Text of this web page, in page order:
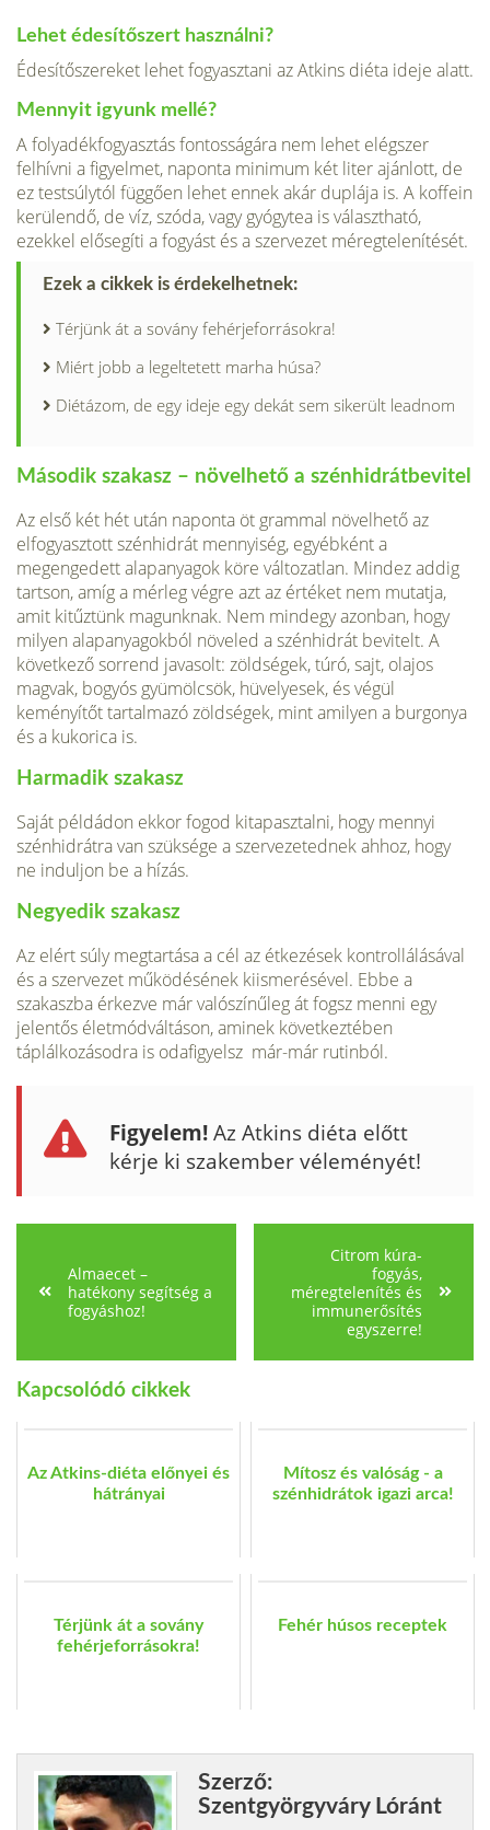
Lehet édesítőszert használni?
Édesítőszereket lehet fogyasztani az Atkins diéta ideje alatt.
Mennyit igyunk mellé?
A folyadékfogyasztás fontosságára nem lehet elégszer
felhívni a figyelmet, naponta minimum két liter ajánlott, de
ez testsúlytól függően lehet ennek akár duplája is. A koffein
kerülendő, de víz, szóda, vagy gyógytea is választható,
ezekkel elősegíti a fogyást és a szervezet méregtelenítését.
Ezek a cikkek is érdekelhetnek:
Térjünk át a sovány fehérjeforrásokra!
Miért jobb a legeltetett marha húsa?
Diétázom, de egy ideje egy dekát sem sikerült leadnom
Második szakasz – növelhető a szénhidrátbevitel
Az első két hét után naponta öt grammal növelhető az
elfogyasztott szénhidrát mennyiség, egyébként a
megengedett alapanyagok köre változatlan. Mindez addig
tartson, amíg a mérleg végre azt az értéket nem mutatja,
amit kitűztünk magunknak. Nem mindegy azonban, hogy
milyen alapanyagokból növeled a szénhidrát bevitelt. A
következő sorrend javasolt: zöldségek, túró, sajt, olajos
magvak, bogyós gyümölcsök, hüvelyesek, és végül
keményítőt tartalmazó zöldségek, mint amilyen a burgonya
és a kukorica is.
Harmadik szakasz
Saját példádon ekkor fogod kitapasztalni, hogy mennyi
szénhidrátra van szüksége a szervezetednek ahhoz, hogy
ne induljon be a hízás.
Negyedik szakasz
Az elért súly megtartása a cél az étkezések kontrollálásával
és a szervezet működésének kiismerésével. Ebbe a
szakaszba érkezve már valószínűleg át fogsz menni egy
jelentős életmódváltáson, aminek következtében
táplálkozásodra is odafigyelsz már-már rutinból.
Figyelem!Az Atkins diéta előtt
kérje ki szakember véleményét!
Almaecet –
hatékony segítség a
fogyáshoz!
Citrom kúra-
fogyás,
méregtelenítés és
immunerősítés
egyszerre!
Kapcsolódó cikkek
Az Atkins-diéta előnyei és
hátrányai
Mítosz és valóság - a
szénhidrátok igazi arca!
Térjünk át a sovány
fehérjeforrásokra!
Fehér húsos receptek
Szerző:
Szentgyörgyváry Lóránt